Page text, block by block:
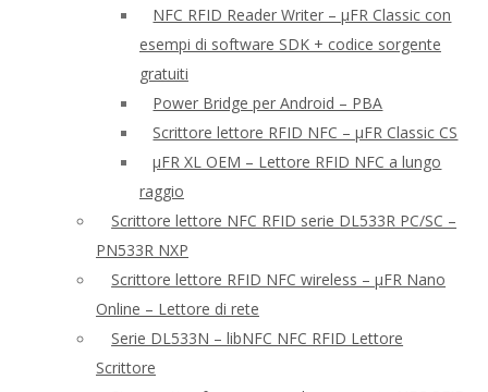
NFC RFID Reader Writer – μFR Classic con
esempi di software SDK + codice sorgente
gratuiti
Power Bridge per Android – PBA
Scrittore lettore RFID NFC – μFR Classic CS
μFR XL OEM – Lettore RFID NFC a lungo
raggio
Scrittore lettore NFC RFID serie DL533R PC/SC –
PN533R NXP
Scrittore lettore RFID NFC wireless – μFR Nano
Online – Lettore di rete
Serie DL533N – libNFC NFC RFID Lettore
Scrittore